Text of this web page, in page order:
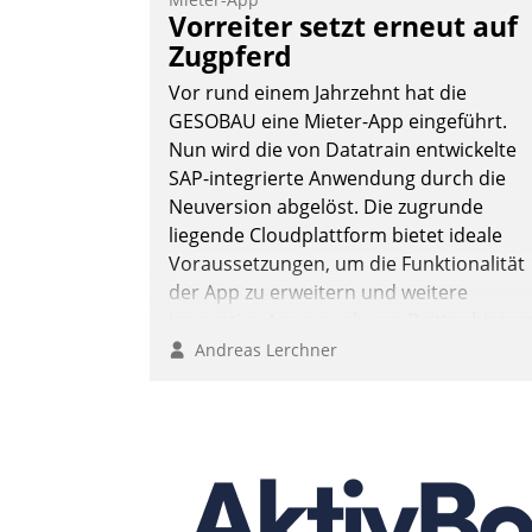
Teilnehmer kurzweilige Einblicke in
innovative Cloud-Strategien und -
Lösungen mit hohem Zukunftspotenzial.
Andreas Lerchner
Vorreiter setzt erneut auf
Zugpferd
Vor rund einem Jahrzehnt hat die
GESOBAU eine Mieter-App eingeführt.
Nun wird die von Datatrain entwickelte
SAP-integrierte Anwendung durch die
Neuversion abgelöst. Die zugrunde
liegende Cloudplattform bietet ideale
Voraussetzungen, um die Funktionalität
der App zu erweitern und weitere
in SAP zu integrieren.
Andreas Lerchner